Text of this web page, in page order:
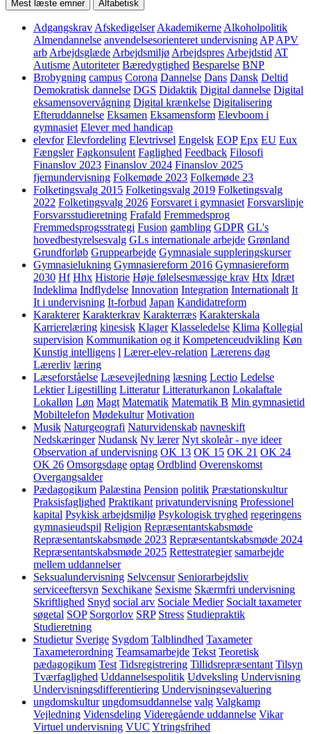
Mest læste emner Alfabetisk
Adgangskrav Afskedigelser Akademikerne Alkoholpolitik
Almendannelse anvendelsesorienteret undervisning AP APV
arb Arbejdsglæde Arbejdsmiljø Arbejdspres Arbejdstid AT
Autisme Autoriteter Bæredygtighed Besparelse BNP
Brobygning campus Corona Dannelse Dans Dansk Deltid
Demokratisk dannelse DGS Didaktik Digital dannelse Digital
eksamensovervågning Digital krænkelse Digitalisering
Efteruddannelse Eksamen Eksamensform Elevboom i
gymnasiet Elever med handicap
elevfor Elevfordeling Elevtrivsel Engelsk EOP Epx EU Eux
Fængsler Fagkonsulent Faglighed Feedback Filosofi
Finanslov 2023 Finanslov 2024 Finanslov 2025
fjernundervisning Folkemøde 2023 Folkemøde 23
Folketingsvalg 2015 Folketingsvalg 2019 Folketingsvalg
2022 Folketingsvalg 2026 Forsvaret i gymnasiet Forsvarslinje
Forsvarsstudieretning Frafald Fremmedsprog
Fremmedsprogsstrategi Fusion gambling GDPR GL's
hovedbestyrelsesvalg GLs internationale arbejde Grønland
Grundforløb Gruppearbejde Gymnasiale suppleringskurser
Gymnasielukning Gymnasiereform 2016 Gymnasiereform
2030 Hf Hhx Historie Høje følelsesmæssige krav Htx Idræt
Indeklima Indflydelse Innovation Integration Internationalt It
It i undervisning It-forbud Japan Kandidatreform
Karakterer Karakterkrav Karakterræs Karakterskala
Karrierelæring kinesisk Klager Klasseledelse Klima Kollegial
supervision Kommunikation og it Kompetenceudvikling Køn
Kunstig intelligens l Lærer-elev-relation Lærerens dag
Lærerliv læring
Læseforståelse Læsevejledning læsning Lectio Ledelse
Lektier Ligestilling Litteratur Litteraturkanon Lokalaftale
Lokalløn Løn Magt Matematik Matematik B Min gymnasietid
Mobiltelefon Mødekultur Motivation
Musik Naturgeografi Naturvidenskab navneskift
Nedskæringer Nudansk Ny lærer Nyt skoleår - nye ideer
Observation af undervisning OK 13 OK 15 OK 21 OK 24
OK 26 Omsorgsdage optag Ordblind Overenskomst
Overgangsalder
Pædagogikum Palæstina Pension politik Præstationskultur
Praksisfaglighed Praktikant privatundervisning Professionel
kapital Psykisk arbejdsmiljø Psykologisk tryghed regeringens
gymnasieudspil Religion Repræsentantskabsmøde
Repræsentantskabsmøde 2023 Repræsentantskabsmøde 2024
Repræsentantskabsmøde 2025 Rettestrategier samarbejde
mellem uddannelser
Seksualundervisning Selvcensur Seniorarbejdsliv
serviceeftersyn Sexchikane Sexisme Skærmfri undervisning
Skriftlighed Snyd social arv Sociale Medier Socialt taxameter
søgetal SOP Sorgorlov SRP Stress Studiepraktik
Studieretning
Studietur Sverige Sygdom Talblindhed Taxameter
Taxameterordning Teamsamarbejde Tekst Teoretisk
pædagogikum Test Tidsregistrering Tillidsrepræsentant Tilsyn
Tværfaglighed Uddannelsespolitik Udveksling Undervisning
Undervisningsdifferentiering Undervisningsevaluering
ungdomskultur ungdomsuddannelse valg Valgkamp
Vejledning Vidensdeling Videregående uddannelse Vikar
Virtuel undervisning VUC Ytringsfrihed